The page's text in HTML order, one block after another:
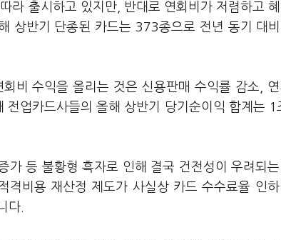
라 출시하고 있지만, 반대로 연회비가 저렴하고
상반기 단종된 카드는 373종으로 전년 동기 대
비 수익을 올리는 것은 신용판매 수익률 감소,
업카드사들의 올해 상반기 당기순이익 합계는
등 불황형 흑자로 인해 결국 건전성이 우려되는
비용 재산정 제도가 사실상 카드 수수료율 인
다.